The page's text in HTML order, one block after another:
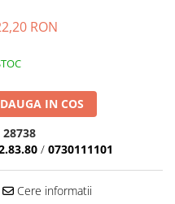
RON
IN COS
28738
/ 0730111101
Cere informatii